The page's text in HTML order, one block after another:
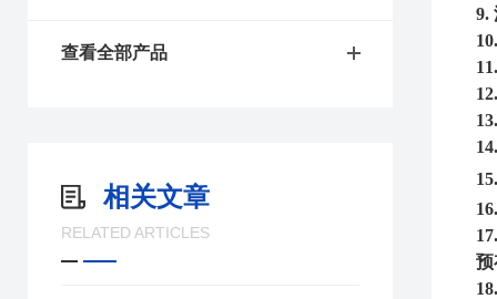
查看全部产品
相关文章
RELATED ARTICLES
9.
预